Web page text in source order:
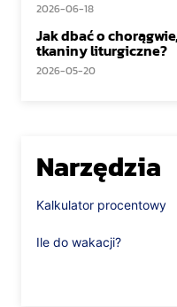
2026-06-18
Jak dbać o
tkaniny liturgiczne?
2026-05-20
Narzędzia
Kalkulator procentowy
Ile do wakacji?